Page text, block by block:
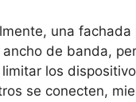
una fachada
de banda,
los
se conecten,